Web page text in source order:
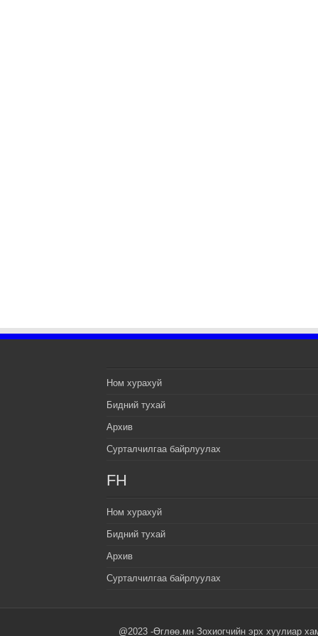
Ном хурахуй
Бидний тухай
Архив
Сурталчилгаа байрлуулах
FH
Ном хурахуй
Бидний тухай
Архив
Сурталчилгаа байрлуулах
@2023 -Өглөө.мн Зохиогчийн эрх хуулиар